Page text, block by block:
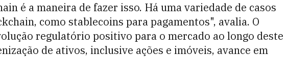
é a maneira de fazer isso. Há uma variedade de casos
como stablecoins ​​para pagamentos", avalia. O
regulatório positivo para o mercado ao longo deste
de ativos, inclusive ações e imóveis, avance em